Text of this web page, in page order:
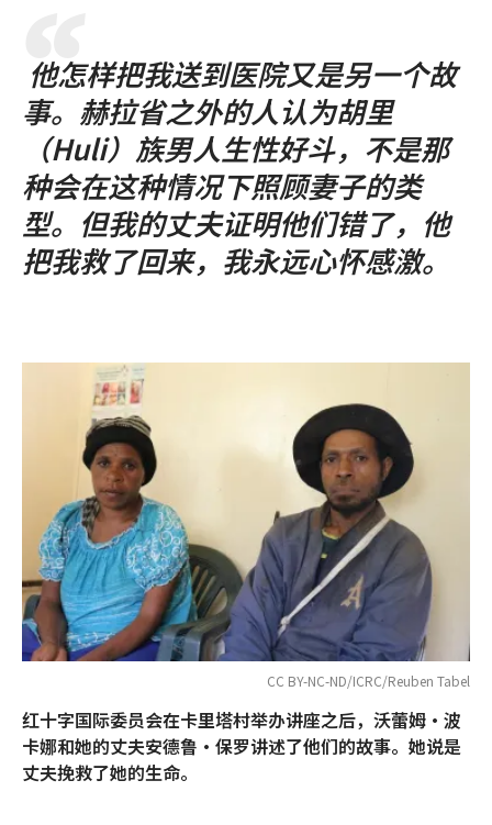
他怎样把我送到医院又是另一个故
事。赫拉省之外的人认为胡里
（Huli）族男人生性好斗，不是那
种会在这种情况下照顾妻子的类
型。但我的丈夫证明他们错了，他
把我救了回来，我永远心怀感激。
CC BY-NC-ND/ICRC/Reuben Tabel
红十字国际委员会在卡里塔村举办讲座之后，沃蕾姆·波
卡娜和她的丈夫安德鲁·保罗讲述了他们的故事。她说是
丈夫挽救了她的生命。